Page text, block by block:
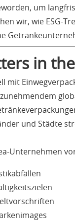
um
wir, wie ESG-
in
mit
und Städte
Unternehmen